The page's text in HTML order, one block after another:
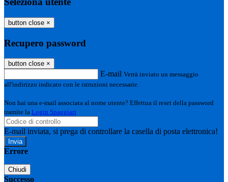
button close ×
Recupero password
button close ×
E-mail Verrà inviato un messaggio
all'indirizzo indicato con le istruzioni necessarie.
Non hai una e-mail associata al nome utente? Effettua il reset della password
tramite la Login Spaggiari
E-mail inviata, si prega di controllare la casella di posta elettronica!
Errore
Chiudi
Successo